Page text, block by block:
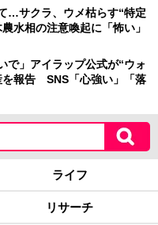
…サクラ、ウメ枯らす“特定
水相の注意喚起に「怖い」
で」アイラップ公式が“ウォ
を報告 SNS「心強い」「落
ライフ
リサーチ